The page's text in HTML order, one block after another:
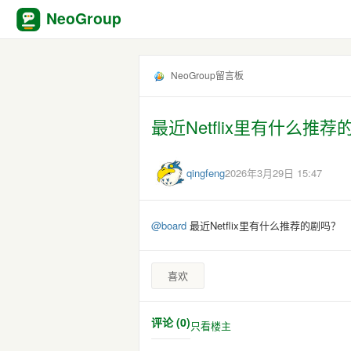
NeoGroup
NeoGroup留言板
最近Netflix里有什么推荐
qingfeng2026年3月29日 15:47
@board 最近Netflix里有什么推荐的剧吗？
喜欢
评论 (0)只看楼主